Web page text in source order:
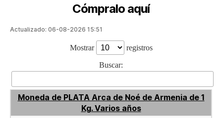
Cómpralo aquí
Actualizado: 06-08-2026 15:51
Mostrar
registros
Buscar:
Moneda de PLATA Arca de Noé de Armenia de 1
Kg. Varios años